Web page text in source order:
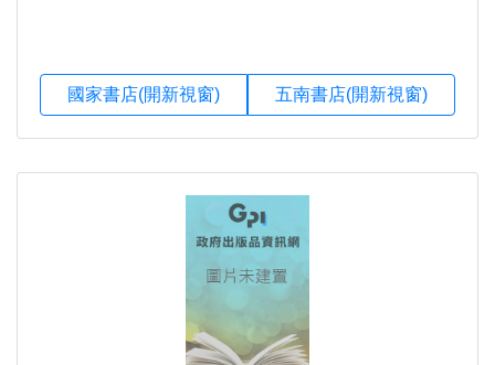
國家書店(開新視窗) 五南書店(開新視窗)